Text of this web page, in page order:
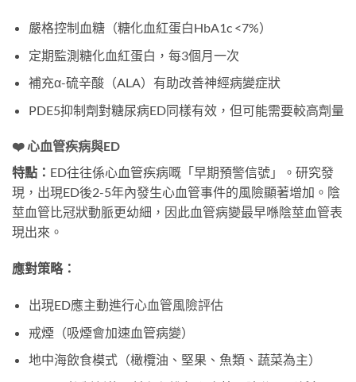
嚴格控制血糖（糖化血紅蛋白HbA1c <7%）
定期監測糖化血紅蛋白，每3個月一次
補充α-硫辛酸（ALA）有助改善神經病變症狀
PDE5抑制劑對糖尿病ED同樣有效，但可能需要較高劑量
❤️ 心血管疾病與ED
特點： ED往往係心血管疾病嘅「早期預警信號」。研究發
現，出現ED後2-5年內發生心血管事件的風險顯著增加。陰
莖血管比冠狀動脈更幼細，因此血管病變最早喺陰莖血管表
現出來。
應對策略：
出現ED應主動進行心血管風險評估
戒煙（吸煙會加速血管病變）
地中海飲食模式（橄欖油、堅果、魚類、蔬菜為主）